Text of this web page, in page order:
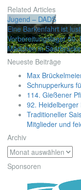
Related Articles
Jugend – DADS
Eine Barkenfahrt ist
Vorbereitungslager
Mädchen in
Neueste Beiträge
Max
Schnupperkurs
114. Gießener
92. Heidelberger
Traditioneller
Mitglieder und
Archiv
Archiv
Sponsoren